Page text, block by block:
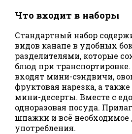
Что входит в наборы
Стандартный набор
видов канапе в удобных
разделителями, которые
блюд при
входят мини-сэндвичи,
фруктовая нарезка, а
мини-десерты. Вместе с
одноразовая посуда.
шпажки и всё необходимое
употребления.